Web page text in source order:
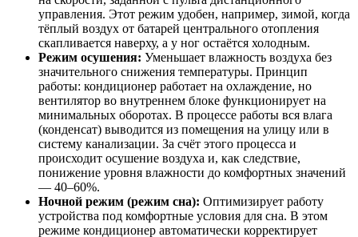
управления. Этот режим удобен, например, зимой, когда
тёплый воздух от батарей центрального отопления
скапливается наверху, а у ног остаётся холодным.
Режим осушения: Уменьшает влажность воздуха без
значительного снижения температуры. Принцип
работы: кондиционер работает на охлаждение, но
вентилятор во внутреннем блоке функционирует на
минимальных оборотах. В процессе работы вся влага
(конденсат) выводится из помещения на улицу или в
систему канализации. За счёт этого процесса и
происходит осушение воздуха и, как следствие,
понижение уровня влажности до комфортных значений
— 40–60%.
Ночной режим (режим сна): Оптимизирует работу
устройства под комфортные условия для сна. В этом
режиме кондиционер автоматически корректирует